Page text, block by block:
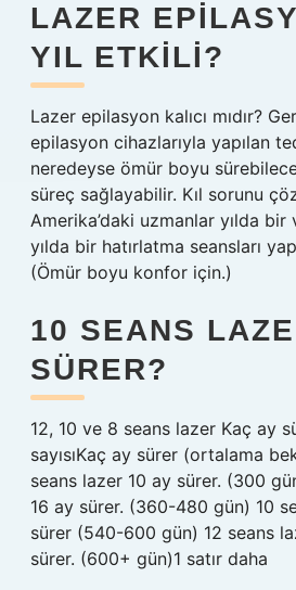
LAZER
YIL ETKILI?
Lazer epilasyon kalıcı mıdır?
epilasyon cihazlarıyla yapılan
neredeyse ömür boyu
süreç sağlayabilir. Kıl sorunu
Amerika’daki uzmanlar yılda bir
yılda bir hatırlatma seansları
(Ömür boyu konfor için.)
10 SEANS
SÜRER?
12, 10 ve 8 seans lazer Kaç ay
sayısıKaç ay sürer (ortalama
seans lazer 10 ay sürer. (300
16 ay sürer. (360-480 gün) 10
sürer (540-600 gün) 12 seans
sürer. (600+ gün)1 satır daha